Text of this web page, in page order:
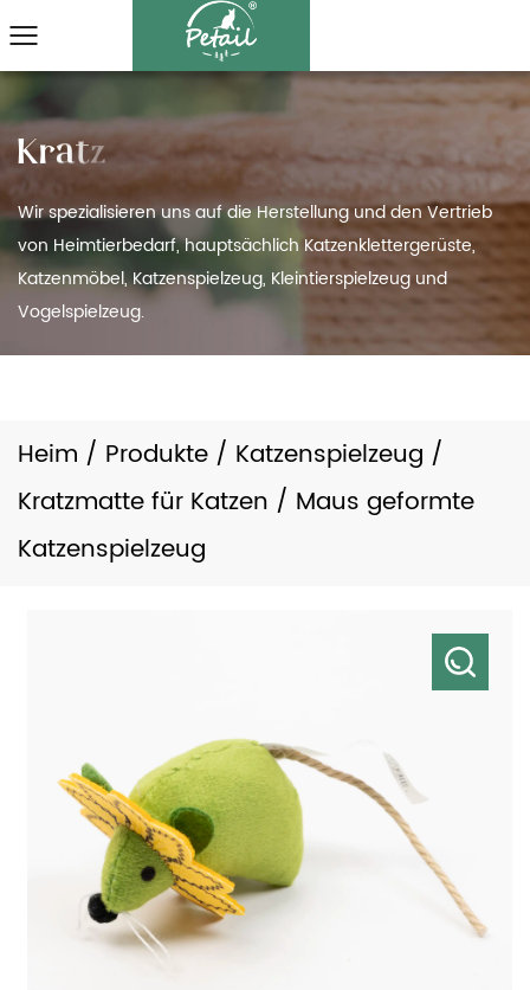
Wir spezialisieren uns auf die Herstellung und den Vertrieb
von Heimtierbedarf, hauptsächlich Katzenklettergerüste,
Katzenmöbel, Katzenspielzeug, Kleintierspielzeug und
Vogelspielzeug.
Heim / Produkte / Katzenspielzeug /
Kratzmatte für Katzen / Maus geformte
Katzenspielzeug